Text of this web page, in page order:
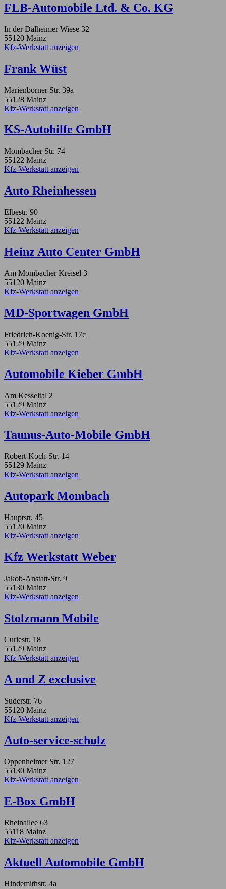
FLB-Automobile Ltd. & Co. KG
In der Dalheimer Wiese 32
55120 Mainz
Kfz-Werkstatt anzeigen
Frank Wüst
Marienborner Str. 39a
55128 Mainz
Kfz-Werkstatt anzeigen
KS-Autohilfe GmbH
Mombacher Str. 74
55122 Mainz
Kfz-Werkstatt anzeigen
Auto Rheinhessen
Elbestr. 90
55122 Mainz
Kfz-Werkstatt anzeigen
Heinz Auto Center GmbH
Am Mombacher Kreisel 3
55120 Mainz
Kfz-Werkstatt anzeigen
MD-Sportwagen GmbH
Friedrich-Koenig-Str. 17c
55129 Mainz
Kfz-Werkstatt anzeigen
Automobile Kieber GmbH
Am Kesseltal 2
55129 Mainz
Kfz-Werkstatt anzeigen
Taunus-Auto-Mobile GmbH
Robert-Koch-Str. 14
55129 Mainz
Kfz-Werkstatt anzeigen
Autopark Mombach
Hauptstr. 45
55120 Mainz
Kfz-Werkstatt anzeigen
Kfz Werkstatt Weber
Jakob-Anstatt-Str. 9
55130 Mainz
Kfz-Werkstatt anzeigen
Stolzmann Mobile
Curiestr. 18
55129 Mainz
Kfz-Werkstatt anzeigen
A und Z exclusive
Suderstr. 76
55120 Mainz
Kfz-Werkstatt anzeigen
Auto-service-schulz
Oppenheimer Str. 127
55130 Mainz
Kfz-Werkstatt anzeigen
E-Box GmbH
Rheinallee 63
55118 Mainz
Kfz-Werkstatt anzeigen
Aktuell Automobile GmbH
Hindemithstr. 4a